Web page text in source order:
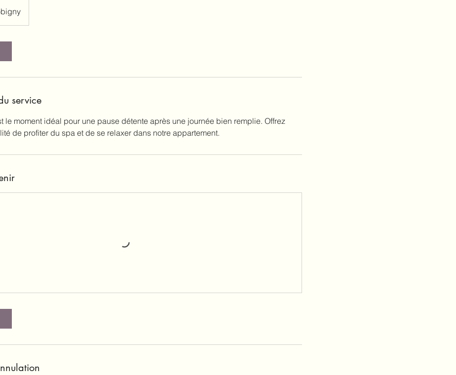
service
le moment idéal pour une pause détente après une journée bien remplie. Offrez
de profiter du spa et de se relaxer dans notre appartement.